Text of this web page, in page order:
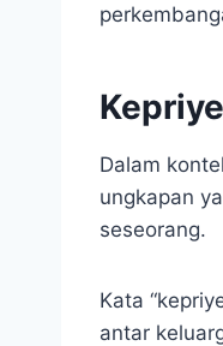
Dalam
ungkapan
seseorang.
Kata
antar